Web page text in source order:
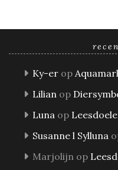
Ky-er op
Lilian op
Luna op
Susanne l Sylluna
Marjolijn op